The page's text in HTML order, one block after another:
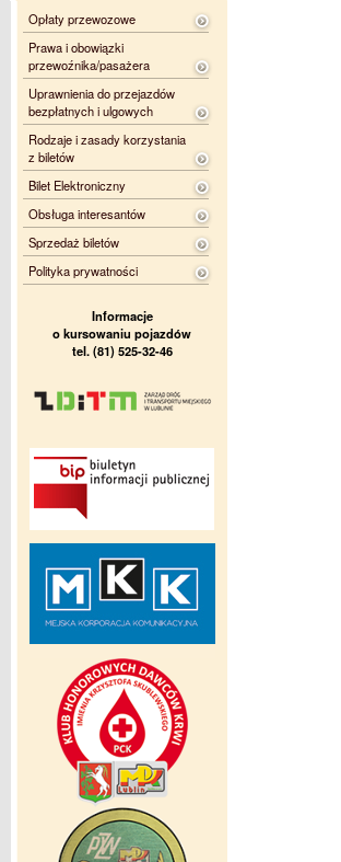
Opłaty przewozowe
Prawa i obowiązki
przewoźnika/pasażera
Uprawnienia do przejazdów
bezpłatnych i ulgowych
Rodzaje i zasady korzystania
z biletów
Bilet Elektroniczny
Obsługa interesantów
Sprzedaż biletów
Polityka prywatności
Informacje
o kursowaniu pojazdów
tel. (81) 525-32-46